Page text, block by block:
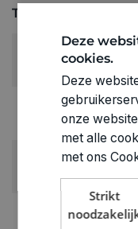
Technische
AFMETINGEN:
RUBRIEK:
Schildersdoeken en
GEWICHT
0.325kg
ARTIKELNUMMER
Deze
cookies.
Deze
onze
met alle
met ons
Strikt